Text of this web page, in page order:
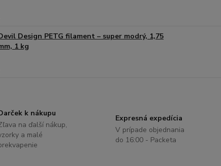
Design PETG filament – super modrý, 1,75
1 kg
k nákupu
na ďalší nákup,
a malé
Expresná expedícia
V prípade objednania
do 16:00 - Packeta